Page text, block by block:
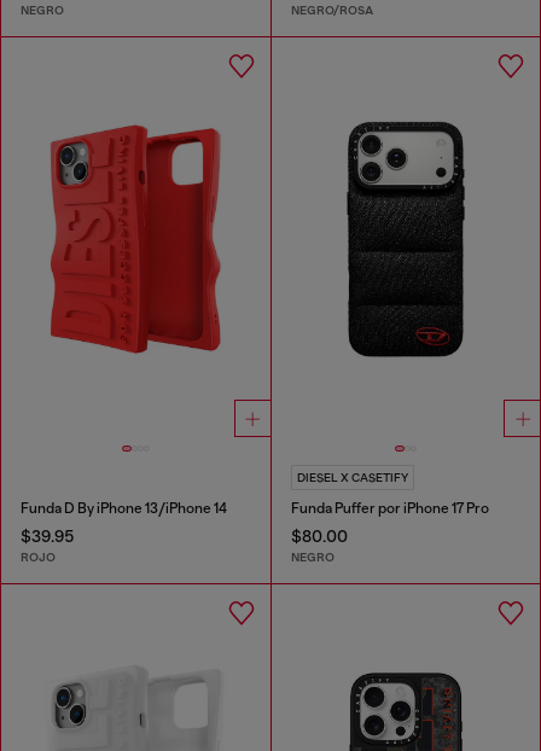
NEGRO NEGRO/ROSA
Funda D By iPhone 13/iPhone 14
$39.95
ROJO
DIESEL X CASETIFY
Funda Puffer por iPhone 17 Pro
$80.00
NEGRO